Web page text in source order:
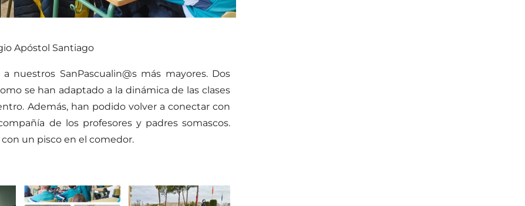
Apóstol Santiago
nuestros SanPascualin@s más mayores. Dos
se han adaptado a la dinámica de las clases
Además, han podido volver a conectar con
de los profesores y padres somascos.
un pisco en el comedor.